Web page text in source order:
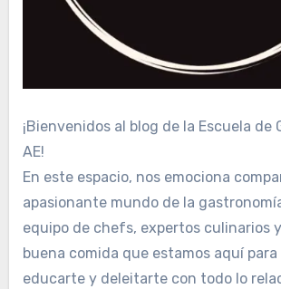
¡Bienvenidos al blog de la Escuela de
AE!
En este espacio, nos emociona
apasionante mundo de la
equipo de chefs, expertos culinarios
buena comida que estamos aquí
educarte y deleitarte con todo lo